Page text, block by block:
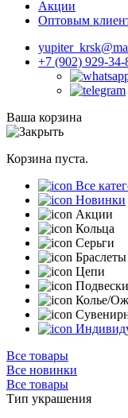
Акции
Оптовым
+7 (902) 929-34-
Ваша корзина
Корзина пуста.
Все
Новинки
Акции
Кольца
Серьги
Браслеты
Цепи
Подвески
Колье/
Все товары
Все новинки
Все товары
Тип украшения